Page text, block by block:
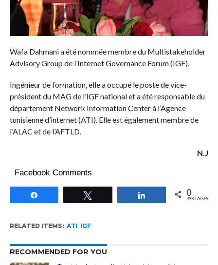
Wafa Dahmani a été nommée membre du Multistakeholder
Advisory Group de l’Internet Governance Forum (IGF).
Ingénieur de formation, elle a occupé le poste de vice-
président du MAG de l’IGF national et a été responsable du
département Network Information Center à l’Agence
tunisienne d’internet (ATI). Elle est également membre de
l’ALAC et de l’AFTLD.
N.J
Facebook Comments
Partagez 0
PARTAGES
RELATED ITEMS: ATI IGF
RECOMMENDED FOR YOU